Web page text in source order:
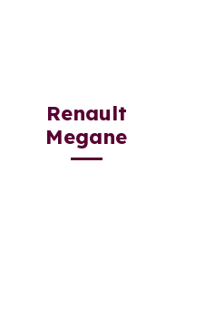
Renault
Megane